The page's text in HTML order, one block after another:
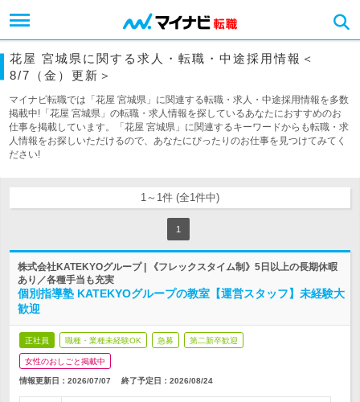
花屋 宮城県に関する求人・転職・中途採用情報＜
8/7（金）更新＞
マイナビ転職では「花屋 宮城県」に関連する転職・求人・中途採用情報を多数
掲載中!「花屋 宮城県」の転職・求人情報を探しているあなたにおすすめのお
仕事を掲載しています。「花屋 宮城県」に関連するキーワードからも転職・求
人情報をお探しいただけるので、あなたにぴったりのお仕事を見つけてみてく
ださい!
1～1件 (全1件中)
1
株式会社KATEKYOグループ | 《フレックスタイム制》5日以上の長期休暇
あり／各種手当も充実
個別指導塾 KATEKYOグループの教室【運営スタッフ】未経験大
歓迎
正社員 職種・業種未経験OK 急募 第二新卒歓迎
女性のおしごと掲載中
情報更新日：2026/07/07 終了予定日： 2026/08/24